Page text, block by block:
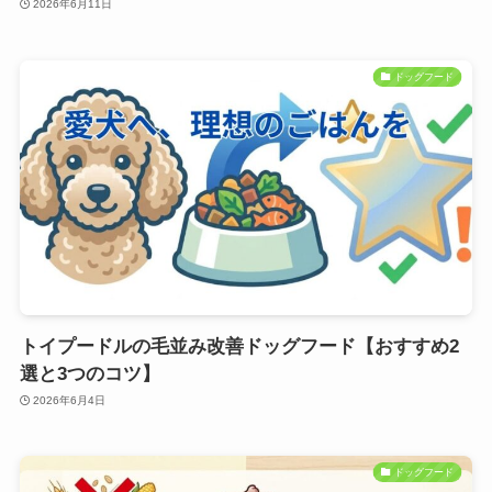
2026年6月11日
ドッグフード
トイプードルの毛並み改善ドッグフード【おすすめ2
選と3つのコツ】
2026年6月4日
ドッグフード